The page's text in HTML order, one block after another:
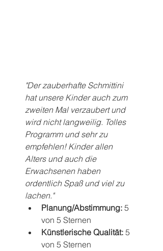
"Der zauberhafte Schmittini
hat unsere Kinder auch zum
zweiten Mal verzaubert und
wird nicht langweilig. Tolles
Programm und sehr zu
empfehlen! Kinder allen
Alters und auch die
Erwachsenen haben
ordentlich Spaß und viel zu
lachen."
Planung/Abstimmung: 5
von 5 Sternen
Künstlerische Qualität: 5
von 5 Sternen